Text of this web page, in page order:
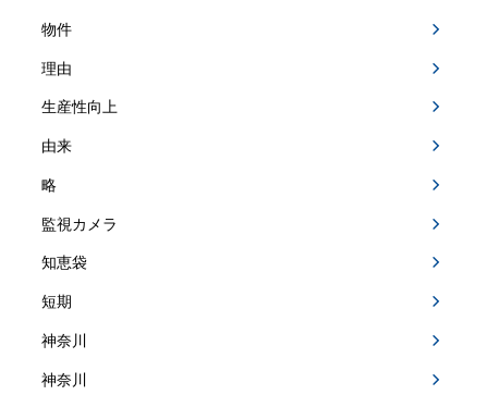
物件
理由
生産性向上
由来
略
監視カメラ
知恵袋
短期
神奈川
神奈川